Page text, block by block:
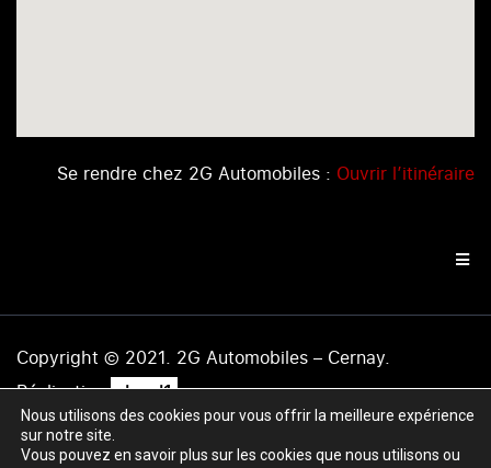
Se rendre chez 2G Automobiles : Ouvrir l’itinéraire
Copyright © 2021. 2G Automobiles – Cernay.
Réalisation .level1
Mentions légales|Politique de confidentialité|Plan du
site
Nous utilisons des cookies pour vous offrir la meilleure expérience
sur notre site.
Vous pouvez en savoir plus sur les cookies que nous utilisons ou